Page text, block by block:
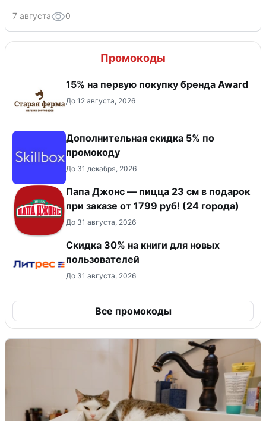
7 августа 0
Промокоды
15% на первую покупку бренда Award
До 12 августа, 2026
Дополнительная скидка 5% по
промокоду
До 31 декабря, 2026
Папа Джонс — пицца 23 см в подарок
при заказе от 1799 руб! (24 города)
До 31 августа, 2026
Скидка 30% на книги для новых
пользователей
До 31 августа, 2026
Все промокоды